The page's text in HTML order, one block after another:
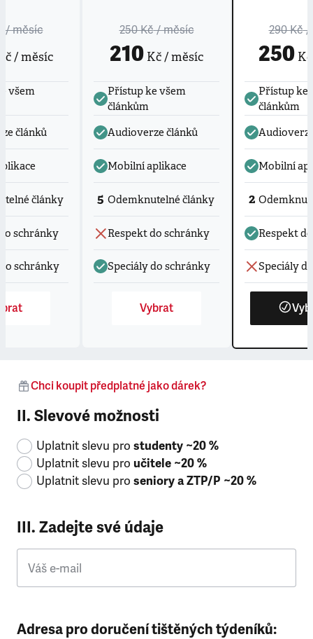
/ měsíc
/ měsíc
všem
článků
články
schránky
schránky
250 Kč/ měsíc
210 Kč / měsíc
Přístup ke všem
článkům
Audioverze článků
Mobilní aplikace
5 Odemknutelné články
Respekt do schránky
Speciály do schránky
Vybrat
290 Kč/
250Kč
Přístup ke
článkům
Mobilní
2
Respekt
Speciály
Chci koupit předplatné jako dárek?
II. Slevové možnosti
Uplatnit slevu pro studenty ~20 %
Uplatnit slevu pro učitele ~20 %
Uplatnit slevu pro seniory a ZTP/P ~20 %
III. Zadejte své údaje
Váš e-mail
Adresa pro doručení tištěných týdeníků: